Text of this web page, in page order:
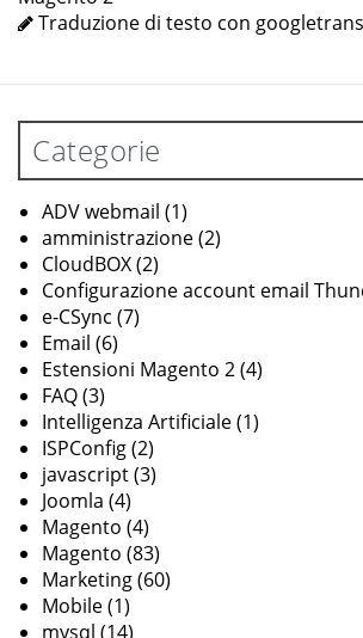
Traduzione di testo con
Categorie
ADV webmail (1)
amministrazione(2)
CloudBOX(2)
Configurazione account email
e-CSync (7)
Email (6)
Estensioni Magento 2(4)
FAQ(3)
Intelligenza Artificiale(1)
ISPConfig(2)
javascript(3)
Joomla (4)
Magento (4)
Magento (83)
Marketing(60)
Mobile(1)
mysql (14)